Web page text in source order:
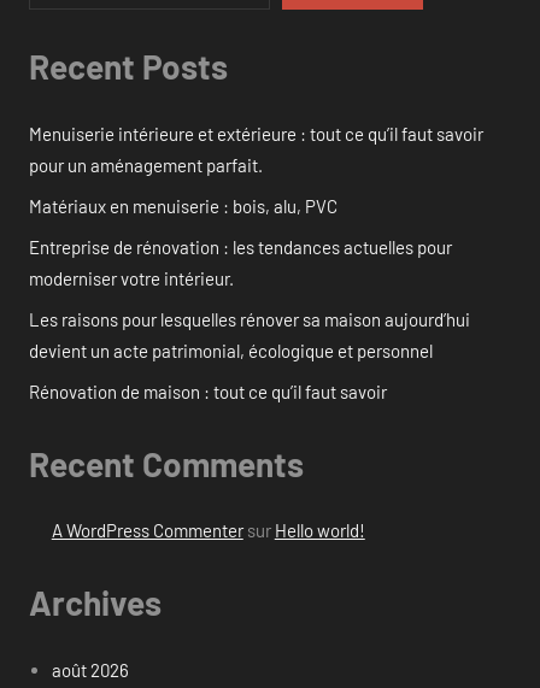
Recent Posts
Menuiserie intérieure et extérieure : tout ce qu’il faut savoir
pour un aménagement parfait.
Matériaux en menuiserie : bois, alu, PVC
Entreprise de rénovation : les tendances actuelles pour
moderniser votre intérieur.
Les raisons pour lesquelles rénover sa maison aujourd’hui
devient un acte patrimonial, écologique et personnel
Rénovation de maison : tout ce qu’il faut savoir
Recent Comments
A WordPress Commentersur Hello world!
Archives
août 2026